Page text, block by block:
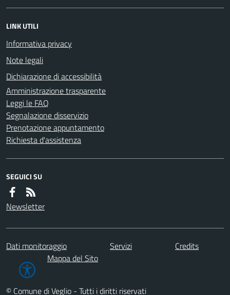
LINK UTILI
Informativa privacy
Note legali
Dichiarazione di accessibilità
Amministrazione trasparente
Leggi le FAQ
Segnalazione disservizio
Prenotazione appuntamento
Richiesta d'assistenza
SEGUICI SU
Newsletter
Dati monitoraggio Servizi
Credits
Mappa del Sito
© Comune di Veglio - Tutti i diritti riservati